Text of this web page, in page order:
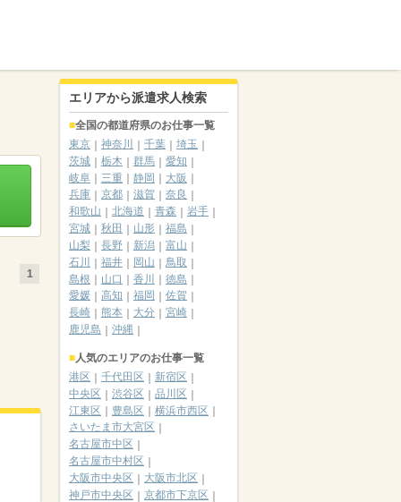
1
エリアから派遣求人検索
全国の都道府県のお仕事一覧
東京
神奈川 千葉
埼玉
茨城
栃木 群馬
愛知
岐阜
三重 静岡
大阪
兵庫
京都 滋賀
奈良
和歌山
北海道 青森
岩手
宮城
秋田 山形
福島
山梨
長野 新潟
富山
石川
福井 岡山
鳥取
島根
山口 香川
徳島
愛媛
高知 福岡
佐賀
長崎
熊本 大分
宮崎
鹿児島
沖縄
人気のエリアのお仕事一覧
港区
千代田区
新宿区
中央区
渋谷区
品川区
江東区
豊島区
横浜市西区
さいたま市大宮区
名古屋市中区
名古屋市中村区
大阪市中央区
大阪市北区
神戸市中央区
京都市下京区